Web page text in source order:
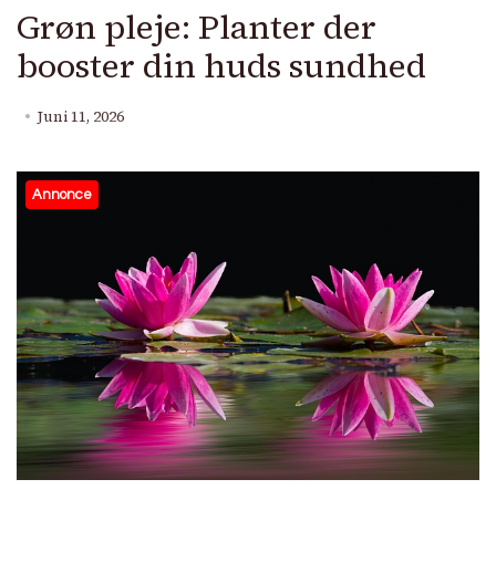
Grøn pleje: Planter der
booster din huds sundhed
Juni 11, 2026
Annonce